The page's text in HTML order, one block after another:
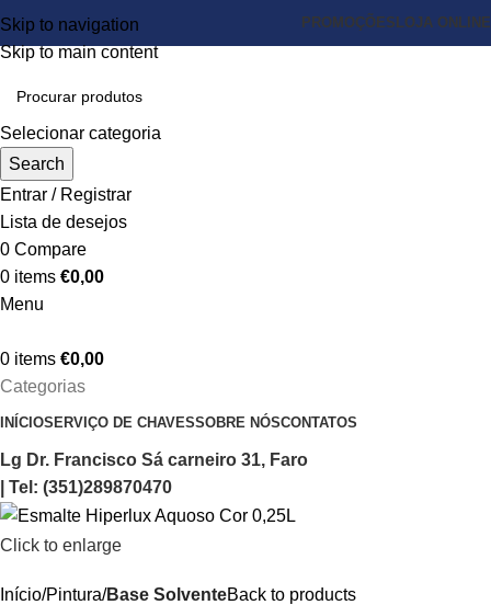
Skip to navigation
Skip to main content
PROMOÇÕES LOJA ONLINE
Selecionar categoria
Search
Entrar / Registrar
Lista de desejos
0 Compare
0 items €0,00
Menu
0 items €0,00
Categorias
INÍCIOSERVIÇO DE CHAVESSOBRE NÓSCONTATOS
Lg Dr. Francisco Sá carneiro 31, Faro
| Tel: (351)289870470
Click to enlarge
Início Pintura Base SolventeBack to products